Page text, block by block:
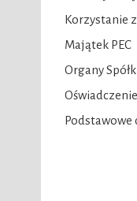
Korzystanie
Majątek PEC
Organy
Podstawowe